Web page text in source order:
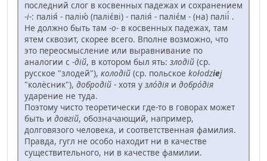
последний слог в косвенных падежах и сохранением
-і-: палія́ - палію́ (паліє́ві) - палія́ - паліє́м - (на) палії́ .
Не должно быть там -о- в косвенных падежах, там
ятем сквозит, скорее всего. Вполне возможно, что
это переосмысление или выравнивание по
аналогии с -дій, в котором был ять: злодій (ср.
русское "злодей"), колодій (ср. польское kołodziej
"колёсник"), добродій - хотя у зло́дія и добро́дія
ударение не туда.
Поэтому чисто теоретически где-то в говорах может
быть и довгій, обозначающий, например,
долговязого человека, и соответственная фамилия.
Правда, гугл не особо находит ни в качестве
существительного, ни в качестве фамилии.